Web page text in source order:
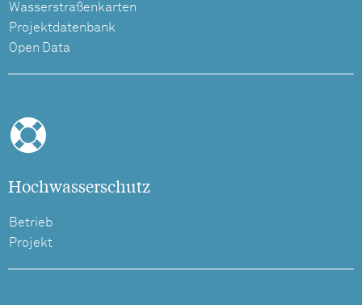
Wasserstraßenkarten
Projektdatenbank
Open Data
Hochwasserschutz
Betrieb
Projekt